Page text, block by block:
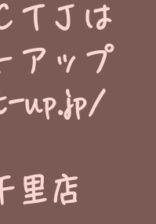
ＴＪは
アップ
up.jp/
里店